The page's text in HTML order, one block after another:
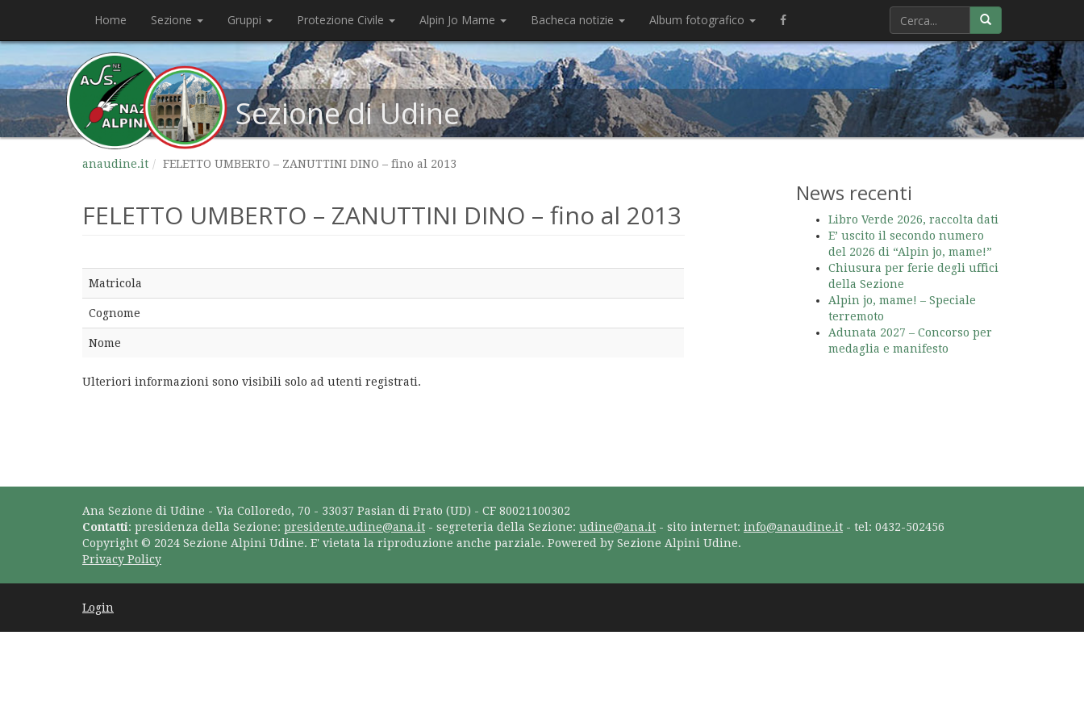
Home Sezione Gruppi Protezione Civile Alpin Jo Mame Bacheca notizie Album fotografico
Sezione di Udine
anaudine.it FELETTO UMBERTO – ZANUTTINI DINO – fino al 2013
FELETTO UMBERTO – ZANUTTINI DINO – fino al 2013
Matricola
Cognome
Nome
Ulteriori informazioni sono visibili solo ad utenti registrati.
News recenti
Libro Verde 2026, raccolta dati
E’ uscito il secondo numero
del 2026 di “Alpin jo, mame!”
Chiusura per ferie degli uffici
della Sezione
Alpin jo, mame! – Speciale
terremoto
Adunata 2027 – Concorso per
medaglia e manifesto
Ana Sezione di Udine - Via Colloredo, 70 - 33037 Pasian di Prato (UD) - CF 80021100302
Contatti: presidenza della Sezione: presidente.udine@ana.it - segreteria della Sezione: udine@ana.it - sito internet: info@anaudine.it - tel: 0432-502456
Copyright © 2024 Sezione Alpini Udine. E' vietata la riproduzione anche parziale. Powered by Sezione Alpini Udine.
Privacy Policy
Login